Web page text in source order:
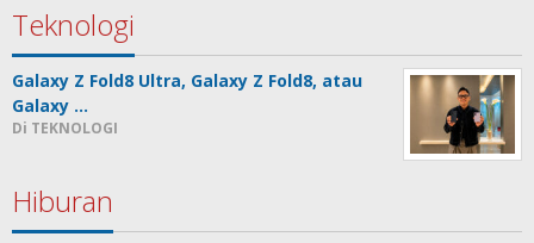
Teknologi
Galaxy Z Fold8 Ultra, Galaxy Z Fold8, atau
Galaxy …
Di TEKNOLOGI
Hiburan